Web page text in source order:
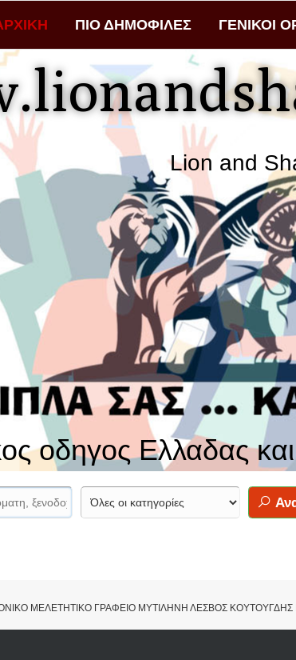
ΠΙΟ ΔΗΜΟΦΙΛΕΣ ΓΕΝΙΚΟΙ
οδηγος Ελλαδας
Lion and Shark
ΜΕΛΕΤΗΤΙΚΟ ΓΡΑΦΕΙΟ ΜΥΤΙΛΗΝΗ ΛΕΣΒΟΣ ΚΟΥΤΟΥΓΔΗΣ